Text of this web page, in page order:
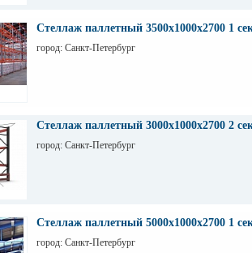
Стеллаж паллетный 3500х1000х2700 1
город: Санкт-Петербург
Стеллаж паллетный 3000х1000х2700 2
город: Санкт-Петербург
Стеллаж паллетный 5000х1000х2700 1
город: Санкт-Петербург